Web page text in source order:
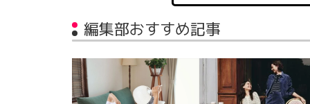
編集部おすすめ記事